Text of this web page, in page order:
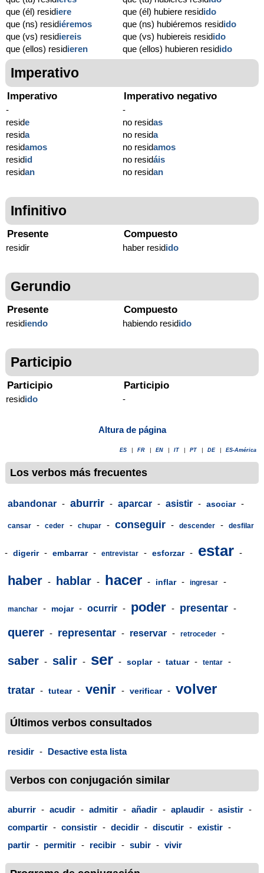
que (él) residiere
que (ns) residiéremos
que (vs) residiereis
que (ellos) residieren
que (él) hubiere residido
que (ns) hubiéremos residido
que (vs) hubiereis residido
que (ellos) hubieren residido
Imperativo
Imperativo
-
reside
resida
residamos
residid
residan
Imperativo negativo
-
no residas
no resida
no residamos
no residáis
no residan
Infinitivo
Presente
residir
Compuesto
haber residido
Gerundio
Presente
residiendo
Compuesto
habiendo residido
Participio
Participio
residido
Participio
-
Altura de página
ES FR EN IT PT DE ES-América
Los verbos más frecuentes
abandonar - aburrir - aparcar - asistir - asociar -
cansar - ceder - chupar - conseguir - descender - desfilar
- digerir - embarrar - entrevistar - esforzar - estar -
haber - hablar - hacer - inflar - ingresar -
manchar - mojar - ocurrir - poder - presentar -
querer - representar - reservar - retroceder -
saber - salir - ser - soplar - tatuar - tentar -
tratar - tutear - venir - verificar - volver
Últimos verbos consultados
residir - Desactive esta lista
Verbos con conjugación similar
aburrir - acudir - admitir - añadir - aplaudir - asistir -
compartir - consistir - decidir - discutir - existir -
partir - permitir - recibir - subir - vivir